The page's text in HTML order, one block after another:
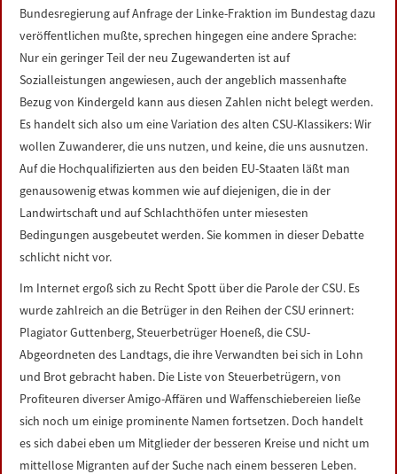
Bundesregierung auf Anfrage der Linke-Fraktion im Bundestag dazu
veröffentlichen mußte, sprechen hingegen eine andere Sprache:
Nur ein geringer Teil der neu Zugewanderten ist auf
Sozialleistungen angewiesen, auch der angeblich massenhafte
Bezug von Kindergeld kann aus diesen Zahlen nicht belegt werden.
Es handelt sich also um eine Variation des alten CSU-Klassikers: Wir
wollen Zuwanderer, die uns nutzen, und keine, die uns ausnutzen.
Auf die Hochqualifizierten aus den beiden EU-Staaten läßt man
genausowenig etwas kommen wie auf diejenigen, die in der
Landwirtschaft und auf Schlachthöfen unter miesesten
Bedingungen ausgebeutet werden. Sie kommen in dieser Debatte
schlicht nicht vor.
Im Internet ergoß sich zu Recht Spott über die Parole der CSU. Es
wurde zahlreich an die Betrüger in den Reihen der CSU erinnert:
Plagiator Guttenberg, Steuerbetrüger Hoeneß, die CSU-
Abgeordneten des Landtags, die ihre Verwandten bei sich in Lohn
und Brot gebracht haben. Die ­Liste von Steuerbetrügern, von
Profiteuren diverser Amigo-Affären und Waffenschiebereien ließe
sich noch um einige prominente Namen fortsetzen. Doch handelt
es sich dabei eben um Mitglieder der besseren Kreise und nicht um
mittellose Migranten auf der Suche nach einem besseren Leben.